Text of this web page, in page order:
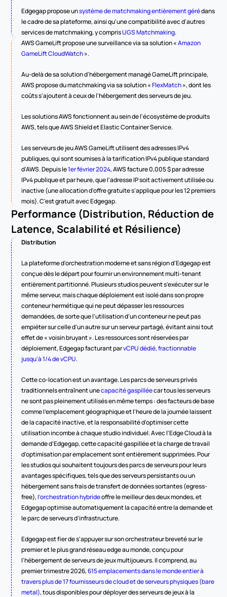
Edgegap propose un système de matchmaking entièrement géré dans
le cadre de sa plateforme, ainsi qu'une compatibilité avec d'autres
services de matchmaking, y compris UGS Matchmaking.
AWS GameLift propose une surveillance via sa solution « Amazon
GameLift CloudWatch ».
Au-delà de sa solution d'hébergement managé GameLift principale,
AWS propose du matchmaking via sa solution « FlexMatch », dont les
coûts s'ajoutent à ceux de l'hébergement des serveurs de jeu.
Les solutions AWS fonctionnent au sein de l'écosystème de produits
AWS, tels que AWS Shield et Elastic Container Service.
Les serveurs de jeu AWS GameLift utilisent des adresses IPv4
publiques, qui sont soumises à la tarification IPv4 publique standard
d'AWS. Depuis le 1er février 2024, AWS facture 0,005 $ par adresse
IPv4 publique et par heure, que l'adresse IP soit activement utilisée ou
inactive (une allocation d'offre gratuite s'applique pour les 12 premiers
mois). C'est gratuit avec Edgegap.
Performance (Distribution, Réduction de
Latence, Scalabilité et Résilience)
Distribution
La plateforme d'orchestration moderne et sans région d'Edgegap est
conçue dès le départ pour fournir un environnement multi-tenant
entièrement partitionné. Plusieurs studios peuvent s'exécuter sur le
même serveur, mais chaque déploiement est isolé dans son propre
conteneur hermétique qui ne peut dépasser les ressources
demandées, de sorte que l'utilisation d'un conteneur ne peut pas
empiéter sur celle d'un autre sur un serveur partagé, évitant ainsi tout
effet de « voisin bruyant ». Les ressources sont réservées par
déploiement, Edgegap facturant par vCPU dédié, fractionnable
jusqu'à 1/4 de vCPU.
Cette co-location est un avantage. Les parcs de serveurs privés
traditionnels entraînent une capacité gaspillée car tous les serveurs
ne sont pas pleinement utilisés en même temps : des facteurs de base
comme l'emplacement géographique et l'heure de la journée laissent
de la capacité inactive, et la responsabilité d'optimiser cette
utilisation incombe à chaque studio individuel. Avec l'Edge Cloud à la
demande d'Edgegap, cette capacité gaspillée et la charge de travail
d'optimisation par emplacement sont entièrement supprimées. Pour
les studios qui souhaitent toujours des parcs de serveurs pour leurs
avantages spécifiques, tels que des serveurs persistants ou un
hébergement sans frais de transfert de données sortantes (egress-
free), l’orchestration hybride offre le meilleur des deux mondes, et
Edgegap optimise automatiquement la capacité entre la demande et
le parc de serveurs d’infrastructure.
Edgegap est fier de s'appuyer sur son orchestrateur breveté sur le
premier et le plus grand réseau edge au monde, conçu pour
l'hébergement de serveurs de jeux multijoueurs. Il comprend, au
premier trimestre 2026, 615 emplacements dans le monde entier à
travers plus de 17 fournisseurs de cloud et de serveurs physiques (bare
metal), tous disponibles pour déployer des serveurs de jeux à la